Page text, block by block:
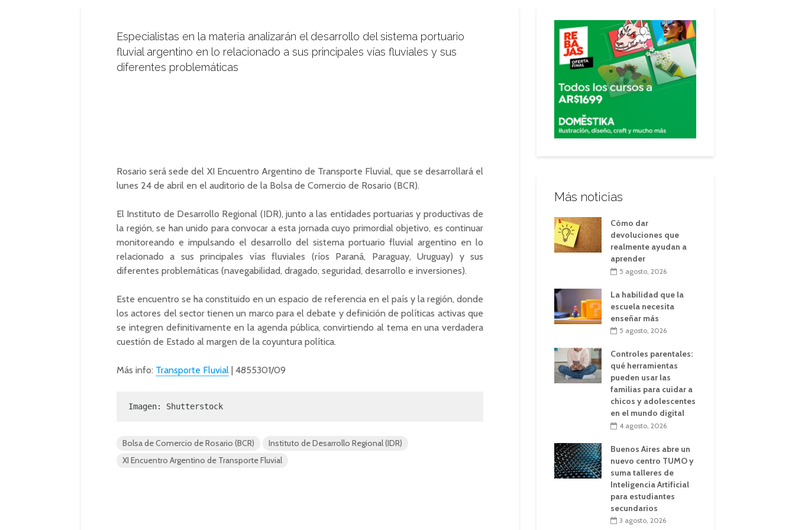
Especialistas en la materia analizarán el desarrollo del sistema portuario
fluvial argentino en lo relacionado a sus principales vías fluviales y sus
diferentes problemáticas
Rosario será sede del XI Encuentro Argentino de Transporte Fluvial, que se desarrollará el
lunes 24 de abril en el auditorio de la Bolsa de Comercio de Rosario (BCR).
El Instituto de Desarrollo Regional (IDR), junto a las entidades portuarias y productivas de
la región, se han unido para convocar a esta jornada cuyo primordial objetivo, es continuar
monitoreando e impulsando el desarrollo del sistema portuario fluvial argentino en lo
relacionado a sus principales vías fluviales (ríos Paraná, Paraguay, Uruguay) y sus
diferentes problemáticas (navegabilidad, dragado, seguridad, desarrollo e inversiones).
Este encuentro se ha constituido en un espacio de referencia en el país y la región, donde
los actores del sector tienen un marco para el debate y definición de políticas activas que
se integren definitivamente en la agenda pública, convirtiendo al tema en una verdadera
cuestión de Estado al margen de la coyuntura política.
Más info: Transporte Fluvial | 4855301/09
Imagen: Shutterstock
Bolsa de Comercio de Rosario (BCR)
Instituto de Desarrollo Regional (IDR)
XI Encuentro Argentino de Transporte Fluvial
Más noticias
Cómo dar
devoluciones que
realmente ayudan a
aprender
5 agosto, 2026
La habilidad que la
escuela necesita
enseñar más
5 agosto, 2026
Controles parentales:
qué herramientas
pueden usar las
familias para cuidar a
chicos y adolescentes
en el mundo digital
4 agosto, 2026
Buenos Aires abre un
nuevo centro TUMO y
suma talleres de
Inteligencia Artificial
para estudiantes
secundarios
3 agosto, 2026